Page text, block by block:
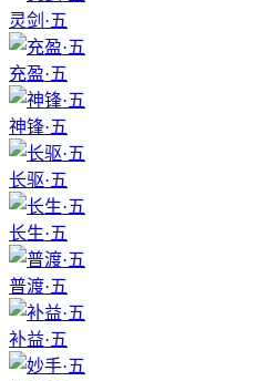
灵剑·五
充盈·五
神锋·五
长驱·五
长生·五
普渡·五
补益·五